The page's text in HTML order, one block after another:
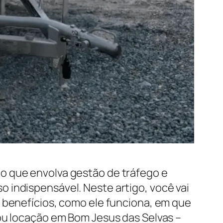
que envolva gestão de tráfego e
indispensável. Neste artigo, você vai
como ele funciona, em que
em Bom Jesus das Selvas –